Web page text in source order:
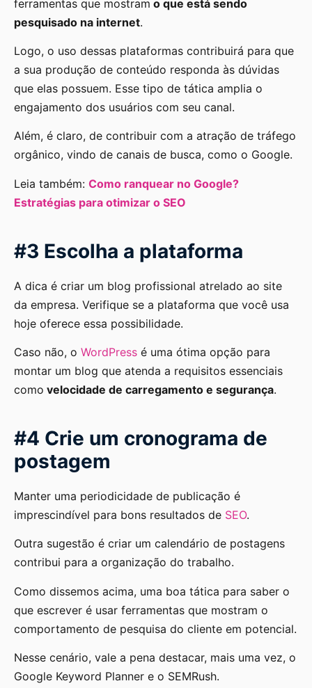
ferramentas que mostram o que está sendo
pesquisado na internet.
Logo, o uso dessas plataformas contribuirá para que
a sua produção de conteúdo responda às dúvidas
que elas possuem. Esse tipo de tática amplia o
engajamento dos usuários com seu canal.
Além, é claro, de contribuir com a atração de tráfego
orgânico, vindo de canais de busca, como o Google.
Leia também: Como ranquear no Google?
Estratégias para otimizar o SEO
#3 Escolha a plataforma
A dica é criar um blog profissional atrelado ao site
da empresa. Verifique se a plataforma que você usa
hoje oferece essa possibilidade.
Caso não, o WordPress é uma ótima opção para
montar um blog que atenda a requisitos essenciais
como velocidade de carregamento e segurança.
#4 Crie um cronograma de
postagem
Manter uma periodicidade de publicação é
imprescindível para bons resultados de SEO.
Outra sugestão é criar um calendário de postagens
contribui para a organização do trabalho.
Como dissemos acima, uma boa tática para saber o
que escrever é usar ferramentas que mostram o
comportamento de pesquisa do cliente em potencial.
Nesse cenário, vale a pena destacar, mais uma vez, o
Google Keyword Planner e o SEMRush.